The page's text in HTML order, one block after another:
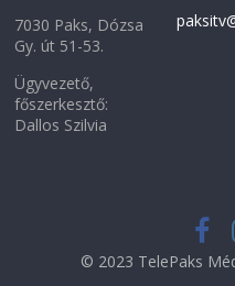
7030 Paks, Dózsa
Gy. út 51-53.
Ügyvezető,
főszerkesztő:
Dallos Szilvia
© 2023 TelePaks